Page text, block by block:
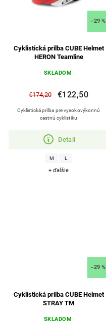
–29 %
Cyklistická prilba CUBE Helmet
HERON Teamline
SKLADOM
€174,20 €122,50
Detail
Cyklistická prilba pre vysokovýkonnú
cestnú cyklistiku
M L
+ ďalšie
–29 %
Cyklistická prilba CUBE Helmet
STRAY TM
SKLADOM